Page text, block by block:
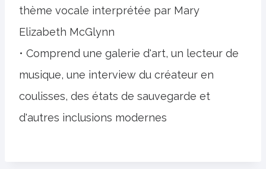
thème vocale interprétée par Mary
Elizabeth McGlynn
• Comprend une galerie d'art, un lecteur de
musique, une interview du créateur en
coulisses, des états de sauvegarde et
d'autres inclusions modernes